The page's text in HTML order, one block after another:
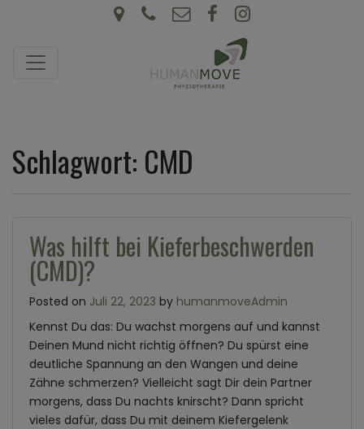
Schlagwort: CMD
Was hilft bei Kieferbeschwerden
(CMD)?
Posted on Juli 22, 2023 by humanmoveAdmin
Kennst Du das: Du wachst morgens auf und kannst
Deinen Mund nicht richtig öffnen? Du spürst eine
deutliche Spannung an den Wangen und deine
Zähne schmerzen? Vielleicht sagt Dir dein Partner
morgens, dass Du nachts knirscht? Dann spricht
vieles dafür, dass Du mit deinem Kiefergelenk